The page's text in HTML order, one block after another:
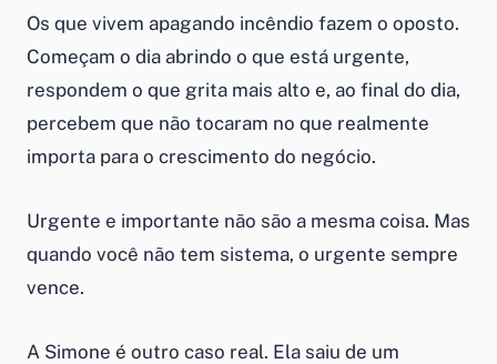
Os que vivem apagando incêndio fazem o oposto.
Começam o dia abrindo o que está urgente,
respondem o que grita mais alto e, ao final do dia,
percebem que não tocaram no que realmente
importa para o crescimento do negócio.
Urgente e importante não são a mesma coisa. Mas
quando você não tem sistema, o urgente sempre
vence.
A Simone é outro caso real. Ela saiu de um